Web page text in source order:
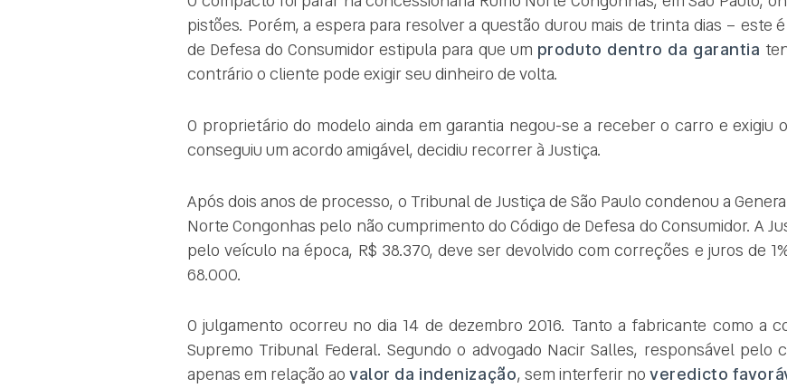
pistões. Porém, a espera para resolver a questão durou mais de trinta dias – este
de Defesa do Consumidor estipula para que um produto dentro da garantia
contrário o cliente pode exigir seu dinheiro de volta.
O proprietário do modelo ainda em garantia negou-se a receber o carro e exigiu
conseguiu um acordo amigável, decidiu recorrer à Justiça.
Após dois anos de processo, o Tribunal de Justiça de São Paulo condenou a
Norte Congonhas pelo não cumprimento do Código de Defesa do Consumidor. A
pelo veículo na época, R$ 38.370, deve ser devolvido com correções e juros de
68.000.
O julgamento ocorreu no dia 14 de dezembro 2016. Tanto a fabricante como a
Supremo Tribunal Federal. Segundo o advogado Nacir Salles, responsável
apenas em relação aovalor da indenização, sem interferir noveredicto